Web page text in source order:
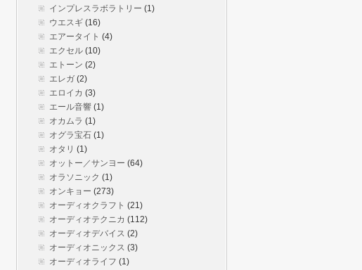
インプレスラボラトリー (1)
ウエスギ (16)
エアータイト (4)
エクセル (10)
エトーン (2)
エレガ (2)
エロイカ (3)
エール音響 (1)
オカムラ (1)
オグラ宝石 (1)
オタリ (1)
オットー／サンヨー (64)
オラソニック (1)
オンキョー (273)
オーディオクラフト (21)
オーディオテクニカ (112)
オーディオデバイス (2)
オーディオニックス (3)
オーディオライフ (1)